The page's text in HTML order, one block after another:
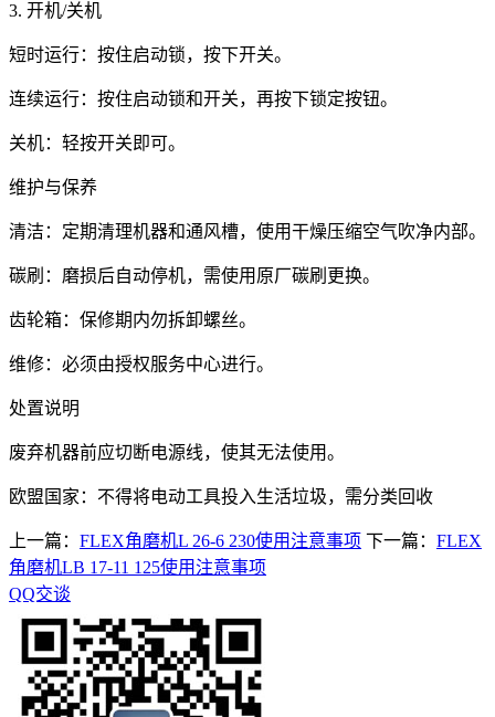
3. 开机/关机
短时运行：按住启动锁，按下开关。
连续运行：按住启动锁和开关，再按下锁定按钮。
关机：轻按开关即可。
维护与保养
清洁：定期清理机器和通风槽，使用干燥压缩空气吹净内部。
碳刷：磨损后自动停机，需使用原厂碳刷更换。
齿轮箱：保修期内勿拆卸螺丝。
维修：必须由授权服务中心进行。
处置说明
废弃机器前应切断电源线，使其无法使用。
欧盟国家：不得将电动工具投入生活垃圾，需分类回收
上一篇： FLEX角磨机L 26-6 230使用注意事项 下一篇： FLEX
角磨机LB 17-11 125使用注意事项
QQ交谈